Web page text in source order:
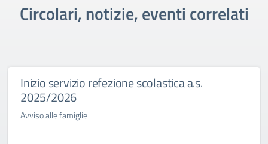
Circolari, notizie, eventi correlati
Inizio servizio refezione scolastica a.s.
2025/2026
Avviso alle famiglie